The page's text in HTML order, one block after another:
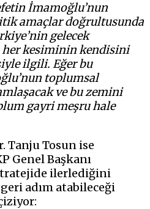
İmamoğlu’nun
amaçlar doğrultusunda
gelecek
kesiminin kendisini
ilgili. Eğer bu
toplumsal
ve bu zemini
gayri meşru hale
Tanju Tosun ise
Genel Başkanı
ilerlediğini
adım atabileceği